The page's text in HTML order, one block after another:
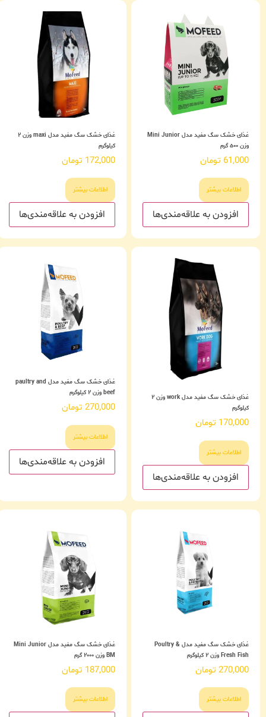
غذای خشک سگ مفید مدل Mini Junior
وزن ۵۰۰ گرم
61,000 تومان
اطلاعات بیشتر
افزودن به علاقه‌مندی‌ها
غذای خشک سگ مفید مدل maxi وزن ۲
کیلوگرم
172,000 تومان
اطلاعات بیشتر
افزودن به علاقه‌مندی‌ها
غذای خشک سگ مفید مدل work وزن ۲
کیلوگرم
170,000 تومان
اطلاعات بیشتر
افزودن به علاقه‌مندی‌ها
غذای خشک سگ مفید مدل paultry and
beef وزن ۲ کیلوگرم
270,000 تومان
اطلاعات بیشتر
افزودن به علاقه‌مندی‌ها
غذای خشک سگ مفید مدل Poultry &
Fresh Fish وزن ۲ کیلوگرم
270,000 تومان
اطلاعات بیشتر
غذای خشک سگ مفید مدل Mini Junior
BM وزن ۲۰۰۰ گرم
187,000 تومان
اطلاعات بیشتر